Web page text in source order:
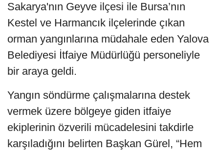
Sakarya'nın Geyve ilçesi ile Bursa’nın
Kestel ve Harmancık ilçelerinde çıkan
orman yangınlarına müdahale eden Yalova
Belediyesi İtfaiye Müdürlüğü personeliyle
bir araya geldi.
Yangın söndürme çalışmalarına destek
vermek üzere bölgeye giden itfaiye
ekiplerinin özverili mücadelesini takdirle
karşıladığını belirten Başkan Gürel, “Hem